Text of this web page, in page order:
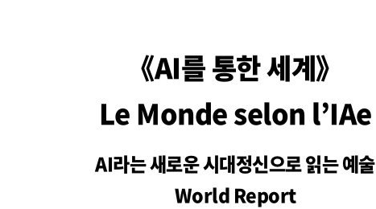
《AI를 통한 세계》
Le Monde selon l’IAe
AI라는 새로운 시대정신으로 읽는 예술
World Report